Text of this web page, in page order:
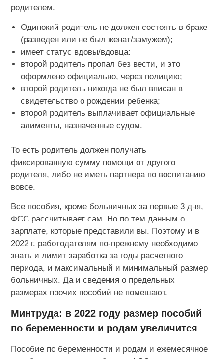
родителем.
Одинокий родитель не должен состоять в браке
(разведен или не был женат/замужем);
имеет статус вдовы/вдовца;
второй родитель пропал без вести, и это
оформлено официально, через полицию;
второй родитель никогда не был вписан в
свидетельство о рождении ребенка;
второй родитель выплачивает официальные
алименты, назначенные судом.
То есть родитель должен получать
фиксированную сумму помощи от другого
родителя, либо не иметь партнера по воспитанию
вовсе.
Все пособия, кроме больничных за первые 3 дня,
ФСС рассчитывает сам. Но по тем данным о
зарплате, которые представили вы. Поэтому и в
2022 г. работодателям по-прежнему необходимо
знать и лимит заработка за годы расчетного
периода, и максимальный и минимальный размер
больничных. Да и сведения о предельных
размерах прочих пособий не помешают.
Минтруда: в 2022 году размер пособий
по беременности и родам увеличится
Пособие по беременности и родам и ежемесячное